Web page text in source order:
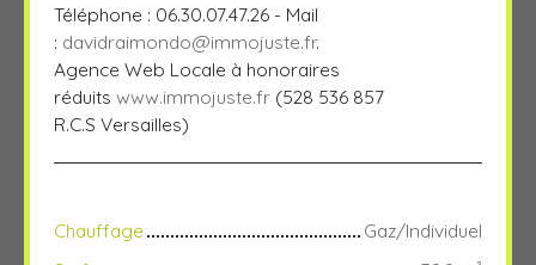
Téléphone : 06.30.07.47.26 - Mail
: davidraimondo@immojuste.fr.
Agence Web Locale à honoraires
réduits www.immojuste.fr (528 536 857
R.C.S Versailles)
Chauffage
Gaz/Individuel